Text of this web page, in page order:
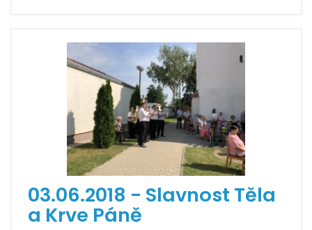
03.06.2018 - Slavnost Těla
a Krve Páně